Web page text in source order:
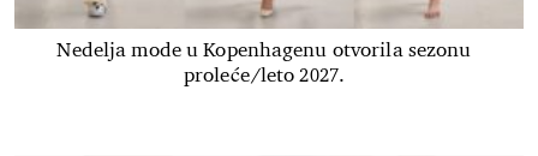
Nedelja mode u Kopenhagenu otvorila sezonu
proleće/leto 2027.